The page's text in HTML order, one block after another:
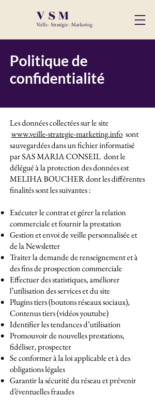
VSM
Veille - Stratégie - Marketing
Politique de
confidentialité
Les données collectées sur le site
www.veille-strategie-marketing.info sont
sauvegardées dans un fichier informatisé
par SAS MARIA CONSEIL dont le
délégué à la protection des données est
MELIHA BOUCHER dont les différentes
finalités sont les suivantes :
Exécuter le contrat et gérer la relation
commerciale et fournir la prestation
Gestion et envoi de veille personnalisée et
de la Newsletter
Traiter la demande de renseignement et à
des fins de prospection commerciale
Effectuer des statistiques, améliorer
l’utilisation des services et du site
Plugins tiers (boutons réseaux sociaux),
Contenus tiers (vidéos youtube)
Identifier les tendances d’utilisation
Promouvoir de nouvelles prestations,
fidéliser, prospecter
Se conformer à la loi applicable et à des
obligations légales
Garantir la sécurité du réseau et prévenir
d’éventuelles fraudes